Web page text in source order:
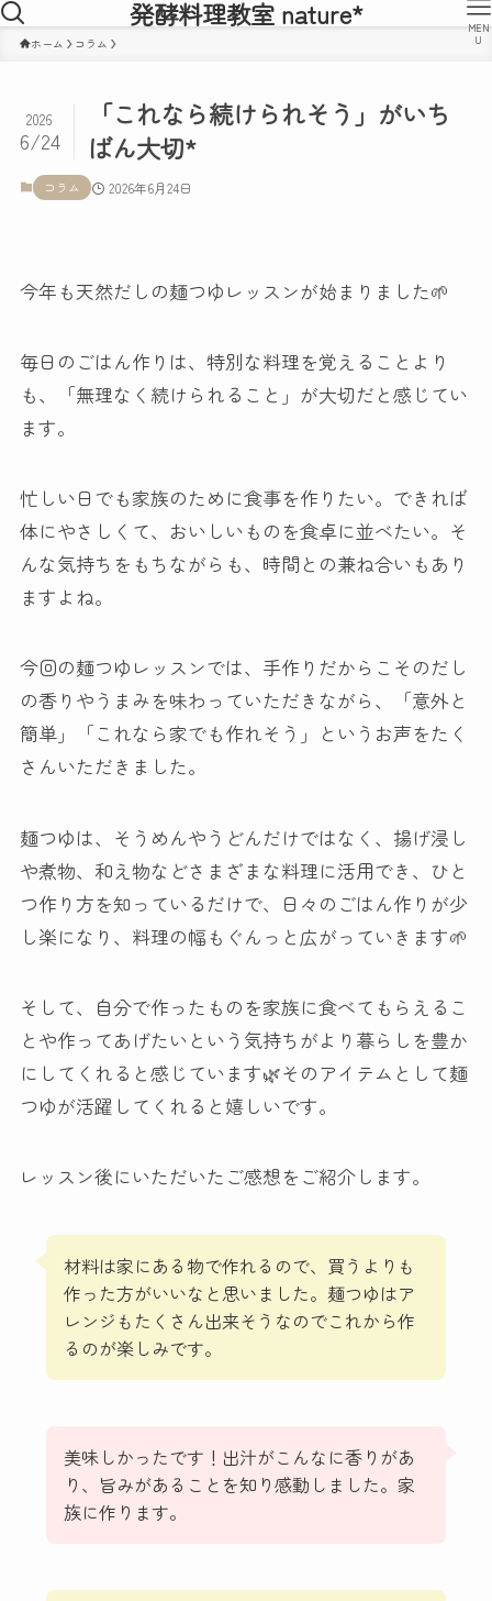
発酵料理教室 nature*
MEN
U
ホーム コラム
「これなら続けられそう」がいち
ばん大切*
2026
6/24
コラム 2026年6月24日
今年も天然だしの麺つゆレッスンが始まりました🌱
毎日のごはん作りは、特別な料理を覚えることより
も、「無理なく続けられること」が大切だと感じてい
ます。
忙しい日でも家族のために食事を作りたい。できれば
体にやさしくて、おいしいものを食卓に並べたい。そ
んな気持ちをもちながらも、時間との兼ね合いもあり
ますよね。
今回の麺つゆレッスンでは、手作りだからこそのだし
の香りやうまみを味わっていただきながら、「意外と
簡単」「これなら家でも作れそう」というお声をたく
さんいただきました。
麺つゆは、そうめんやうどんだけではなく、揚げ浸し
や煮物、和え物などさまざまな料理に活用でき、ひと
つ作り方を知っているだけで、日々のごはん作りが少
し楽になり、料理の幅もぐんっと広がっていきます🌱
そして、自分で作ったものを家族に食べてもらえるこ
とや作ってあげたいという気持ちがより暮らしを豊か
にしてくれると感じています🌿そのアイテムとして麺
つゆが活躍してくれると嬉しいです。
レッスン後にいただいたご感想をご紹介します。
材料は家にある物で作れるので、買うよりも
作った方がいいなと思いました。麺つゆはア
レンジもたくさん出来そうなのでこれから作
るのが楽しみです。
美味しかったです！出汁がこんなに香りがあ
り、旨みがあることを知り感動しました。家
族に作ります。